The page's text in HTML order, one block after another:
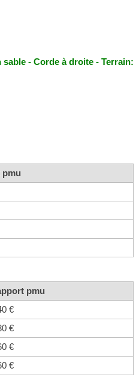
sable - Corde à droite - Terrain:
pmu
pmu
€
€
€
€